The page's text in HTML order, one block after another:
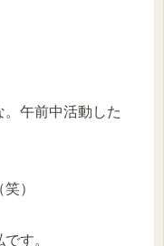
。午前中活動した
）
す。